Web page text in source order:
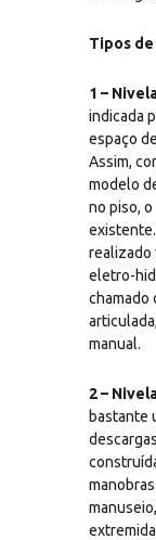
Tipos
1 –
indicada
espaço
Assim,
modelo
no piso,
realizado
eletro-
chamado
manual.
2 –
bastante